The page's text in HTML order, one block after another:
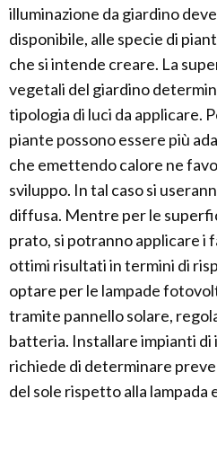
illuminazione da giardino
disponibile, alle specie di
che si intende creare. La
vegetali del giardino
tipologia di luci da applicare.
piante possono essere più
che emettendo calore ne
sviluppo. In tal caso si
diffusa. Mentre per le
prato, si potranno applicare
ottimi risultati in termini di
optare per le lampade
tramite pannello solare,
batteria. Installare impianti di
richiede di determinare
del sole rispetto alla lampada